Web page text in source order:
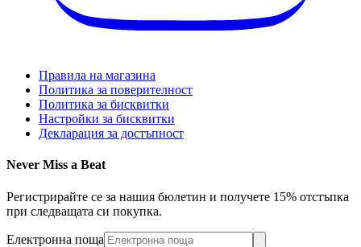
Правила на магазина
Политика за поверителност
Политика за бисквитки
Настройки за бисквитки
Декларация за достъпност
Never Miss a Beat
Регистрирайте се за нашия бюлетин и получете 15% отстъпка
при следващата си покупка.
Електронна поща